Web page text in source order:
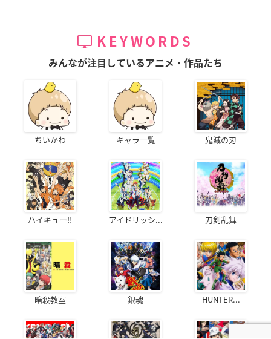
KEYWORDS
みんなが注目しているアニメ・作品たち
ちいかわ キャラ一覧 鬼滅の刃
ハイキュー!! アイドリッシ... 刀剣乱舞
暗殺教室 銀魂 HUNTER...